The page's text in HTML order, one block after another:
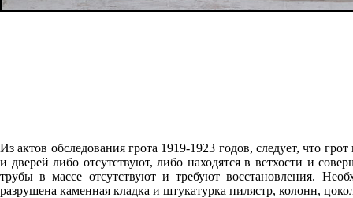
Из актов обследования грота 1919-1923 годов, следует, что
и дверей либо отсутствуют, либо находятся в ветхости и
трубы в массе отсутствуют и требуют восстановления.
разрушена каменная кладка и штукатурка пилястр, колонн,